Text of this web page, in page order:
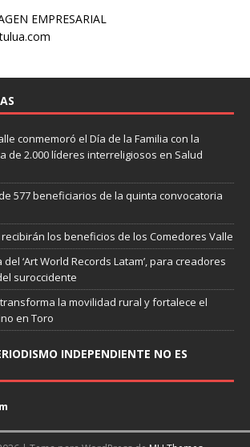
EMPRESARIAL
conmemoró el Día de la Familia con la
de 2.000 líderes interreligiosos en Salud
577 beneficiarios de la quinta convocatoria
los beneficios de los Comedores Valle
‘Art World Records Latam’, para creadores
suroccidente
la movilidad rural y fortalece el
en Toro
INDEPENDIENTE NO ES